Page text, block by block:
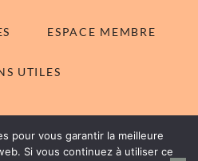
ESPACE MEMBRE
UTILES
- Tous droits réservés
pour vous garantir la meilleure
Si vous continuez à utiliser ce